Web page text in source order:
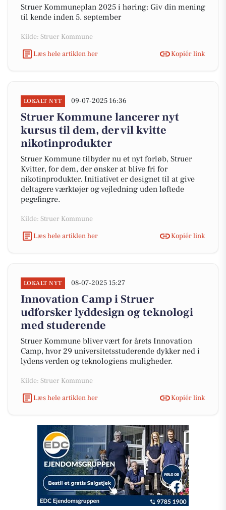
Struer Kommuneplan 2025 i høring: Giv din mening
til kende inden 5. september
Kilde: Struer Kommune
Læs hele artiklen her
Kopiér link
LOKALT NYT 09-07-2025 16:36
Struer Kommune lancerer nyt
kursus til dem, der vil kvitte
nikotinprodukter
Struer Kommune tilbyder nu et nyt forløb, Struer
Kvitter, for dem, der ønsker at blive fri for
nikotinprodukter. Initiativet er designet til at give
deltagere værktøjer og vejledning uden løftede
pegefingre.
Kilde: Struer Kommune
Læs hele artiklen her
Kopiér link
LOKALT NYT 08-07-2025 15:27
Innovation Camp i Struer
udforsker lyddesign og teknologi
med studerende
Struer Kommune bliver vært for årets Innovation
Camp, hvor 29 universitetsstuderende dykker ned i
lydens verden og teknologiens muligheder.
Kilde: Struer Kommune
Læs hele artiklen her
Kopiér link